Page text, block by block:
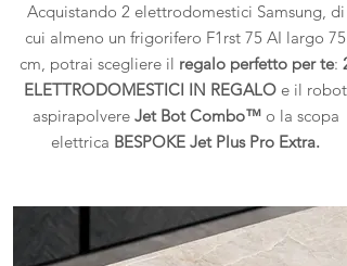
Acquistando 2 elettrodomestici Samsung, di
cui almeno un frigorifero F1rst 75 AI largo 75
cm, potrai scegliere il regalo perfetto per te: 2
ELETTRODOMESTICI IN REGALO e il robot
aspirapolvereJet Bot Combo™o la scopa
elettrica BESPOKE Jet Plus Pro Extra.